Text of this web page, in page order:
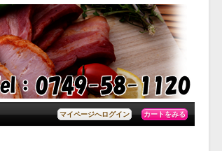
マイページへログイン カートをみる